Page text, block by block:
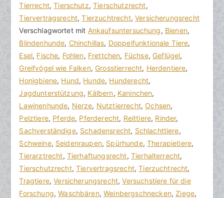
e
c
h
t
s
a
n
w
ä
l
t
e
r
ö
f
f
e
n
t
l
i
c
h
t
a
m
2
9
Tierrecht,Tierschutz,Tierschutzrecht,
Tiervertragsrecht,Tierzuchtrecht,Versicherungsrecht
Verschlagwortet mit Ankaufsuntersuchung, Bienen,
Blindenhunde, Chinchillas, Doppelfunktionale Tiere,
Esel, Fische, Fohlen, Frettchen, Füchse, Geflügel,
Greifvögel wie Falken, Grosstierrecht, Herdentiere,
Honigbiene, Hund, Hunde, Hunderecht,
Jagdunterstützung, Kälbern, Kaninchen,
Lawinenhunde, Nerze, Nutztierrecht, Ochsen,
Pelztiere, Pferde, Pferderecht, Reittiere, Rinder,
Sachverständige, Schadensrecht, Schlachttiere,
Schweine, Seidenraupen, Spürhunde,Therapietiere,
Tierarztrecht, Tierhaftungsrecht, Tierhalterrecht,
Tierschutzrecht,Tiervertragsrecht,Tierzuchtrecht,
Tragtiere,Versicherungsrecht,Versuchstiere für die
Forschung,Waschbären,Weinbergschnecken,Ziege,
e
n
t
a
r
e
zu
Nutztierrecht
verstehen